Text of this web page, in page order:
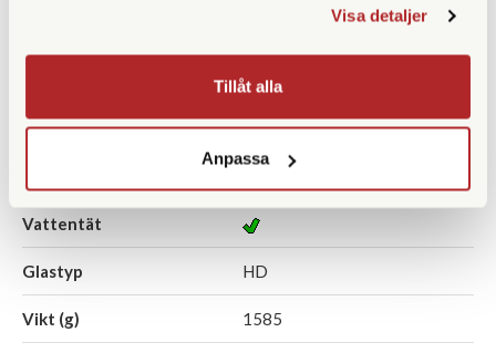
Visa detaljer
Tillåt alla
Anpassa
65
Filtergänga (mm) 67
Vattentät
Glastyp HD
Vikt (g) 1585